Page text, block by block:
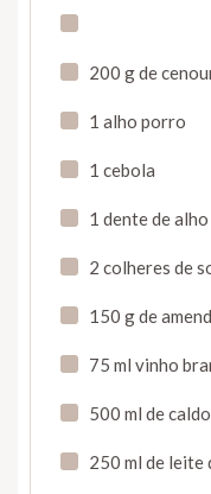
200 g de
1 alho porro
1 cebola
1 dente de alho
2 colheres de
150 g de
75 ml vinho
500 ml de
250 ml de leite